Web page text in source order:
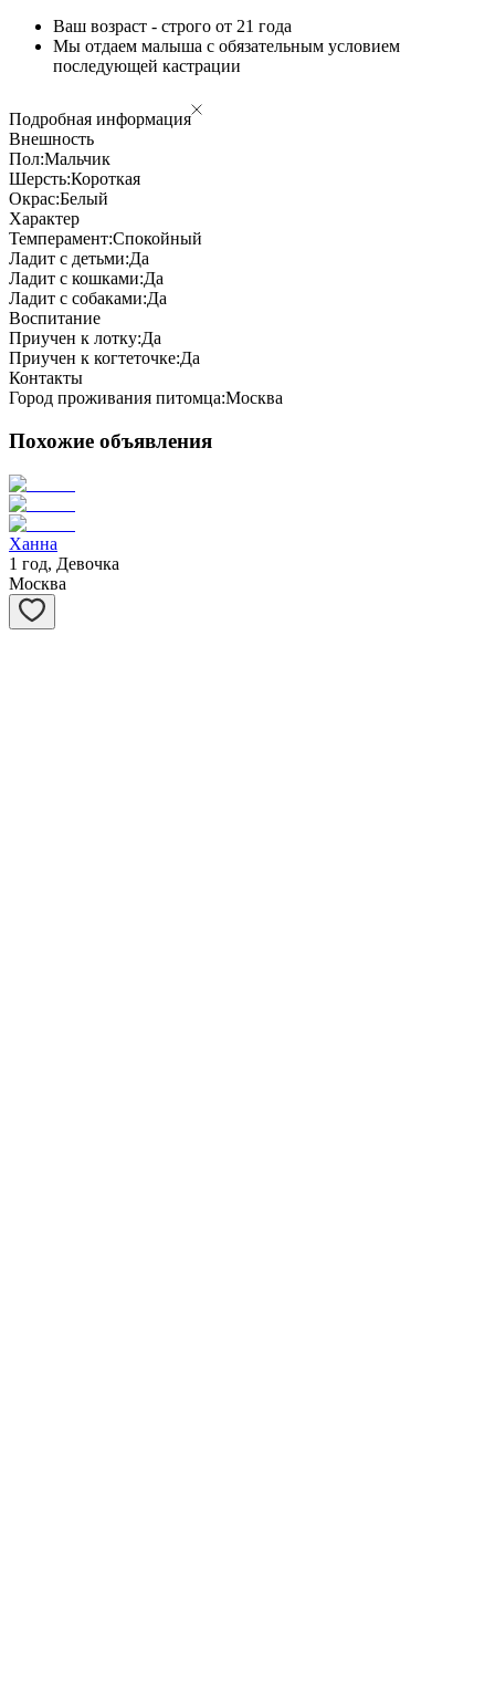
Ваш возраст - строго от 21 года
Мы отдаем малыша с обязательным условием
последующей кастрации
Подробная информация
Внешность
Пол:Мальчик
Шерсть:Короткая
Окрас:Белый
Характер
Темперамент:Спокойный
Ладит с детьми:Да
Ладит с кошками:Да
Ладит с собаками:Да
Воспитание
Приучен к лотку:Да
Приучен к когтеточке:Да
Контакты
Город проживания питомца:Москва
Похожие объявления
Ханна
1 год, Девочка
Москва